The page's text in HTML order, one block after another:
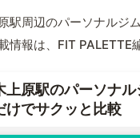
駅周辺のパーソナルジ
情報は、FIT PALETTE
上原駅のパーソナル
けでサクッと比較